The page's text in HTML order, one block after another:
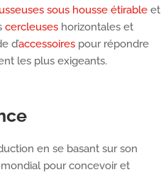
sous housse étirable et
cercleuses horizontales et
d’accessoires pour répondre
les plus exigeants.
en se basant sur son
pour concevoir et